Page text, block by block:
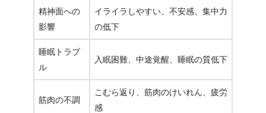
精神面への
影響
イライラしやすい、不安感、集中力
の低下
睡眠トラブ
ル
入眠困難、中途覚醒、睡眠の質低下
筋肉の不調
こむら返り、筋肉のけいれん、疲労
感